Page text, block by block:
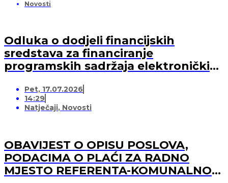
Novosti
Odluka o dodjeli financijskih
sredstava za financiranje
programskih sadržaja elektroničkih
medijskih usluga)
Pet, 17.07.2026
14:29
Natječaji, Novosti
OBAVIJEST O OPISU POSLOVA,
PODACIMA O PLAĆI ZA RADNO
MJESTO REFERENTA-KOMUNALNOG